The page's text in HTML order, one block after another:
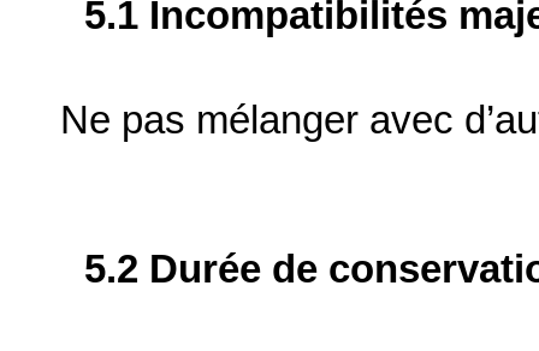
5.1 Incompatibilités
Ne pas mélanger avec
5.2 Durée de